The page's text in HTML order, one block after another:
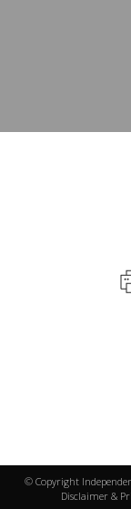
© Copyright
Disclaimer &